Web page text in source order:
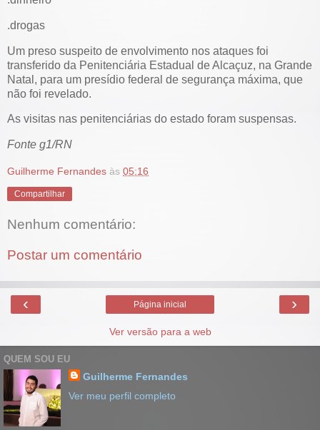
.drogas
Um preso suspeito de envolvimento nos ataques foi
transferido da Penitenciária Estadual de Alcaçuz, na Grande
Natal, para um presídio federal de segurança máxima, que
não foi revelado.
As visitas nas penitenciárias do estado foram suspensas.
Fonte g1/RN
Guilherme Fernandes às 05:16
Compartilhar
Nenhum comentário:
Postar um comentário
‹ ›
Página inicial
Ver versão para a web
QUEM SOU EU
Guilherme Fernandes
Ver meu perfil completo